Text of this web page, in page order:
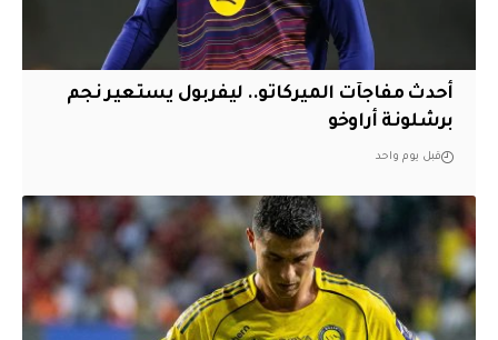
أحدث مفاجآت الميركاتو.. ليفربول يستعير نجم
برشلونة أراوخو
قبل يوم واحد